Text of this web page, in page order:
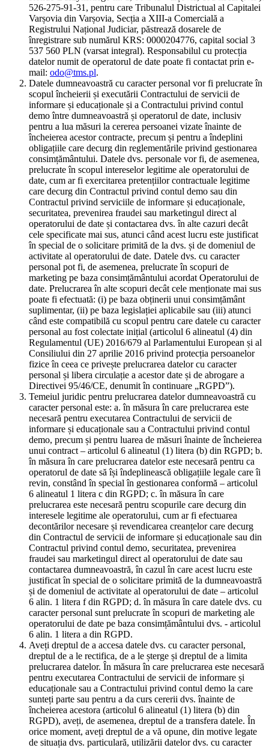
526-275-91-31, pentru care Tribunalul Districtual al Capitalei
Varșovia din Varșovia, Secția a XIII-a Comercială a
Registrului Național Judiciar, păstrează dosarele de
înregistrare sub numărul KRS: 0000204776, capital social 3
537 560 PLN (varsat integral). Responsabilul cu protecția
datelor numit de operatorul de date poate fi contactat prin e-
mail: odo@tms.pl.
Datele dumneavoastră cu caracter personal vor fi prelucrate în
scopul încheierii și executării Contractului de servicii de
informare și educaționale și a Contractului privind contul
demo între dumneavoastră și operatorul de date, inclusiv
pentru a lua măsuri la cererea persoanei vizate înainte de
încheierea acestor contracte, precum și pentru a îndeplini
obligațiile care decurg din reglementările privind gestionarea
consimțământului. Datele dvs. personale vor fi, de asemenea,
prelucrate în scopul intereselor legitime ale operatorului de
date, cum ar fi exercitarea pretențiilor contractuale legitime
care decurg din Contractul privind contul demo sau din
Contractul privind serviciile de informare și educaționale,
securitatea, prevenirea fraudei sau marketingul direct al
operatorului de date și contactarea dvs. în alte cazuri decât
cele specificate mai sus, atunci când acest lucru este justificat
în special de o solicitare primită de la dvs. și de domeniul de
activitate al operatorului de date. Datele dvs. cu caracter
personal pot fi, de asemenea, prelucrate în scopuri de
marketing pe baza consimțământului acordat Operatorului de
date. Prelucrarea în alte scopuri decât cele menționate mai sus
poate fi efectuată: (i) pe baza obținerii unui consimțământ
suplimentar, (ii) pe baza legislației aplicabile sau (iii) atunci
când este compatibilă cu scopul pentru care datele cu caracter
personal au fost colectate inițial (articolul 6 alineatul (4) din
Regulamentul (UE) 2016/679 al Parlamentului European și al
Consiliului din 27 aprilie 2016 privind protecția persoanelor
fizice în ceea ce privește prelucrarea datelor cu caracter
personal și libera circulație a acestor date și de abrogare a
Directivei 95/46/CE, denumit în continuare „RGPD”).
Temeiul juridic pentru prelucrarea datelor dumneavoastră cu
caracter personal este: a. în măsura în care prelucrarea este
necesară pentru executarea Contractului de servicii de
informare și educaționale sau a Contractului privind contul
demo, precum și pentru luarea de măsuri înainte de încheierea
unui contract – articolul 6 alineatul (1) litera (b) din RGPD; b.
în măsura în care prelucrarea datelor este necesară pentru ca
operatorul de date să își îndeplinească obligațiile legale care îi
revin, constând în special în gestionarea conformă – articolul
6 alineatul 1 litera c din RGPD; c. în măsura în care
prelucrarea este necesară pentru scopurile care decurg din
interesele legitime ale operatorului, cum ar fi efectuarea
decontărilor necesare și revendicarea creanțelor care decurg
din Contractul de servicii de informare și educaționale sau din
Contractul privind contul demo, securitatea, prevenirea
fraudei sau marketingul direct al operatorului de date sau
contactarea dumneavoastră, în cazul în care acest lucru este
justificat în special de o solicitare primită de la dumneavoastră
și de domeniul de activitate al operatorului de date – articolul
6 alin. 1 litera f din RGPD; d. în măsura în care datele dvs. cu
caracter personal sunt prelucrate în scopuri de marketing ale
operatorului de date pe baza consimțământului dvs. - articolul
6 alin. 1 litera a din RGPD.
Aveți dreptul de a accesa datele dvs. cu caracter personal,
dreptul de a le rectifica, de a le șterge și dreptul de a limita
prelucrarea datelor. În măsura în care prelucrarea este necesară
pentru executarea Contractului de servicii de informare și
educaționale sau a Contractului privind contul demo la care
sunteți parte sau pentru a da curs cererii dvs. înainte de
încheierea acestora (articolul 6 alineatul (1) litera (b) din
RGPD), aveți, de asemenea, dreptul de a transfera datele. În
orice moment, aveți dreptul de a vă opune, din motive legate
de situația dvs. particulară, utilizării datelor dvs. cu caracter